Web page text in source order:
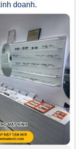
doanh.